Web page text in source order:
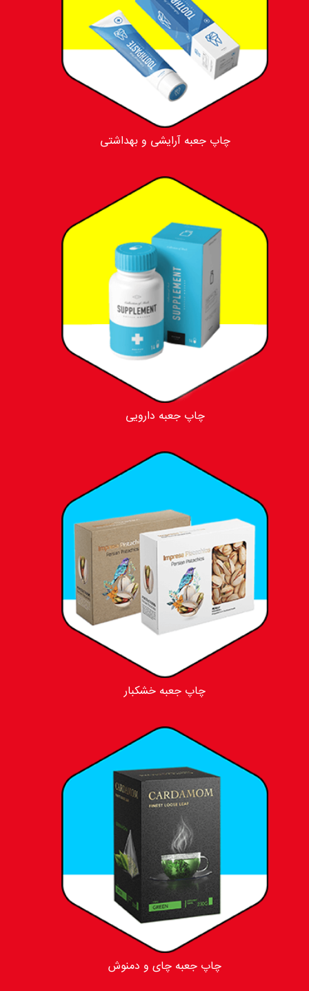
چاپ جعبه آرایشی و بهداشتی
چاپ جعبه دارویی
چاپ جعبه خشکبار
چاپ جعبه چای و دمنوش